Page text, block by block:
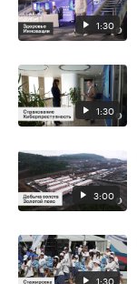
1:30
1:30
3:00
1:30